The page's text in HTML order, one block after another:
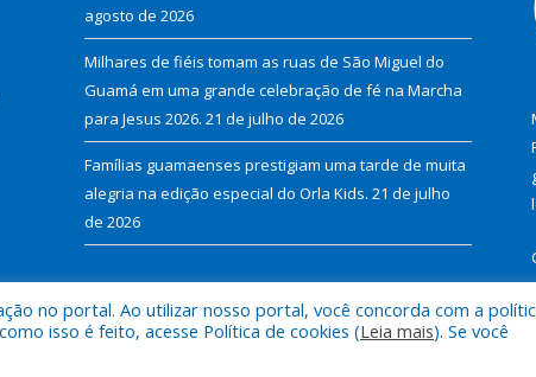
agosto de 2026
Milhares de fiéis tomam as ruas de São Miguel do
Guamá em uma grande celebração de fé na Marcha
para Jesus 2026. 21 de julho de 2026
Famílias guamaenses prestigiam uma tarde de muita
alegria na edição especial do Orla Kids. 21 de julho
de 2026
no portal. Ao utilizar nosso portal, você concorda com a
isso é feito, acesse Política de cookies (Leia mais). Se você